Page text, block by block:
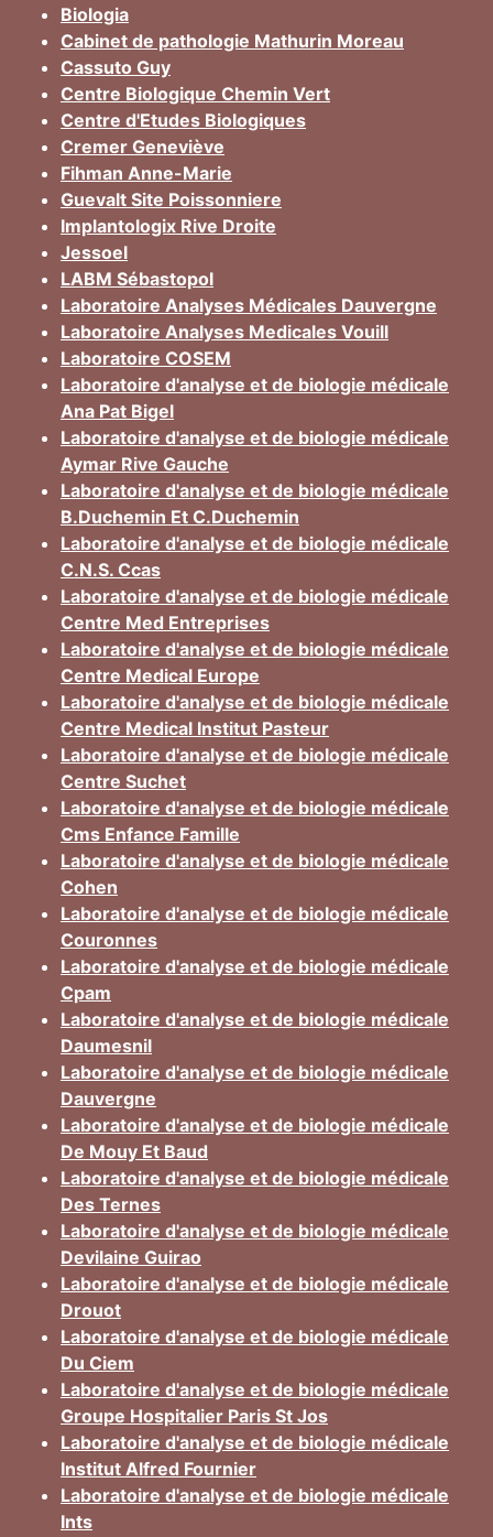
Biologia
Cabinet de pathologie Mathurin Moreau
Cassuto Guy
Centre Biologique Chemin Vert
Centre d'Etudes Biologiques
Cremer Geneviève
Fihman Anne-Marie
Guevalt Site Poissonniere
Implantologix Rive Droite
Jessoel
LABM Sébastopol
Laboratoire Analyses Médicales Dauvergne
Laboratoire Analyses Medicales Vouill
Laboratoire COSEM
Laboratoire d'analyse et de biologie médicale
Ana Pat Bigel
Laboratoire d'analyse et de biologie médicale
Aymar Rive Gauche
Laboratoire d'analyse et de biologie médicale
B.Duchemin Et C.Duchemin
Laboratoire d'analyse et de biologie médicale
C.N.S. Ccas
Laboratoire d'analyse et de biologie médicale
Centre Med Entreprises
Laboratoire d'analyse et de biologie médicale
Centre Medical Europe
Laboratoire d'analyse et de biologie médicale
Centre Medical Institut Pasteur
Laboratoire d'analyse et de biologie médicale
Centre Suchet
Laboratoire d'analyse et de biologie médicale
Cms Enfance Famille
Laboratoire d'analyse et de biologie médicale
Cohen
Laboratoire d'analyse et de biologie médicale
Couronnes
Laboratoire d'analyse et de biologie médicale
Cpam
Laboratoire d'analyse et de biologie médicale
Daumesnil
Laboratoire d'analyse et de biologie médicale
Dauvergne
Laboratoire d'analyse et de biologie médicale
De Mouy Et Baud
Laboratoire d'analyse et de biologie médicale
Des Ternes
Laboratoire d'analyse et de biologie médicale
Devilaine Guirao
Laboratoire d'analyse et de biologie médicale
Drouot
Laboratoire d'analyse et de biologie médicale
Du Ciem
Laboratoire d'analyse et de biologie médicale
Groupe Hospitalier Paris St Jos
Laboratoire d'analyse et de biologie médicale
Institut Alfred Fournier
Laboratoire d'analyse et de biologie médicale
Ints